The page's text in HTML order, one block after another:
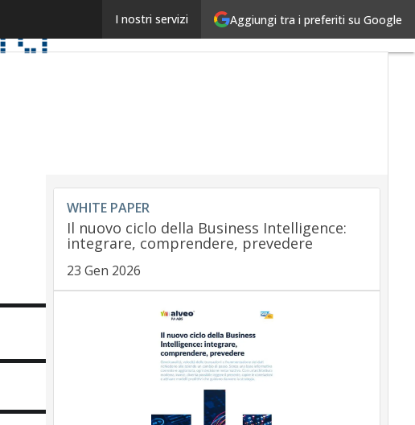
Aggiungi tra i preferiti su Google
I nostri servizi
Mance digitali e normativa fiscale: il nuovo
WHITE PAPER
Il nuovo ciclo della Business Intelligence:
integrare, comprendere, prevedere
23 Gen 2026